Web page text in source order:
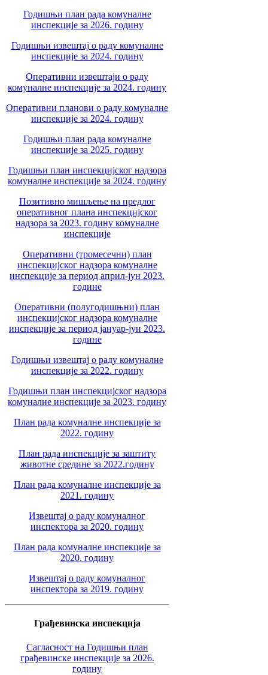
Годишњи план рада комуналне
инспекције за 2026. годину
Годишњи извештај о раду комуналне
инспекције за 2024. годину
Оперативни извештаји о раду
комуналне инспекције за 2024. годину
Оперативни планови о раду комуналне
инспекције за 2024. годину
Годишњи план рада комуналне
инспекције за 2025. годину
Годишњи план инспекцијског надзора
комуналне инспекције за 2024. годину
Позитивно мишљење на предлог
оперативног плана инспекцијског
надзора за 2023. годину комуналне
инспекције
Оперативни (тромесечни) план
инспекцијског надзора комуналне
инспекције за период април-јун 2023.
године
Оперативни (полугодишњни) план
инспекцијског надзора комуналне
инспекције за период јануар-јун 2023.
године
Годишњи извештај о раду комуналне
инспекције за 2022. годину
Годишњи план инспекцијског надзора
комуналне инспекције за 2023. годину
План рада комуналне инспекције за
2022. годину
План рада инспекције за заштиту
животне средине за 2022.годину
План рада комуналне инспекције за
2021. годину
Извештај о раду комуналног
инспектора за 2020. годину
План рада комуналне инспекције за
2020. годину
Извештај о раду комуналног
инспектора за 2019. годину
Грађевинска инспекција
Сагласност на Годишњи план
грађевинске инспекције за 2026.
годину